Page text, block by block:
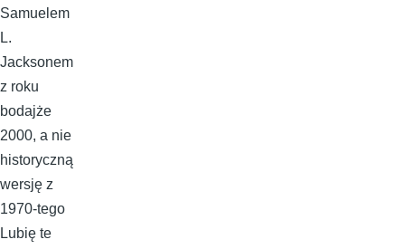
Samuelem
L.
Jacksonem
z roku
bodajże
2000, a nie
historyczną
wersję z
1970-tego
Lubię te